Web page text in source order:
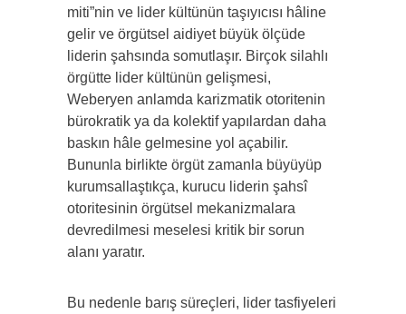
miti”nin ve lider kültünün taşıyıcısı hâline
gelir ve örgütsel aidiyet büyük ölçüde
liderin şahsında somutlaşır. Birçok silahlı
örgütte lider kültünün gelişmesi,
Weberyen anlamda karizmatik otoritenin
bürokratik ya da kolektif yapılardan daha
baskın hâle gelmesine yol açabilir.
Bununla birlikte örgüt zamanla büyüyüp
kurumsallaştıkça, kurucu liderin şahsî
otoritesinin örgütsel mekanizmalara
devredilmesi meselesi kritik bir sorun
alanı yaratır.
Bu nedenle barış süreçleri, lider tasfiyeleri